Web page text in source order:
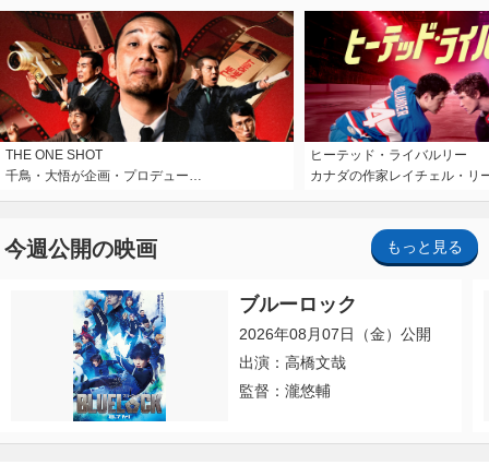
THE ONE SHOT
千鳥・大悟が企画・プロデュー…
ヒーテッド・ライバルリー
カナダの作家レイチェル・リ
今週公開の映画 もっと見る
ブルーロック
2026年08月07日（金）公開
出演：高橋文哉
監督：瀧悠輔